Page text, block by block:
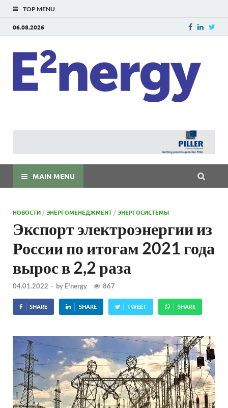
TOP MENU
06.08.2026
MAIN MENU
НОВОСТИ /ЭНЕРГОМЕНЕДЖМЕНТ /ЭНЕРГОСИСТЕМЫ
Экспорт электроэнергии из
России по итогам 2021 года
вырос в 2,2 раза
04.01.2022 - by E²nergy 867
SHARE SHARE TWEET SHARE